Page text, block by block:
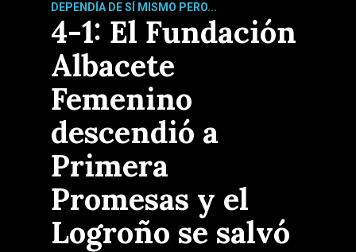
DEPENDÍA DE SÍ MISMO PERO...
4-1: El Fundación
Albacete
Femenino
descendió a
Primera
Promesas y el
Logroño se salvó